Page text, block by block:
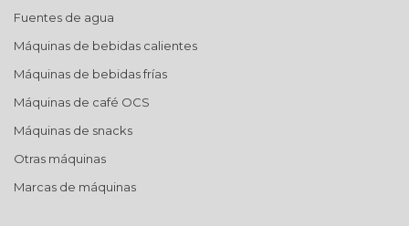
Fuentes de agua
Máquinas de bebidas calientes
Máquinas de bebidas frías
Máquinas de café OCS
Máquinas de snacks
Otras máquinas
Marcas de máquinas